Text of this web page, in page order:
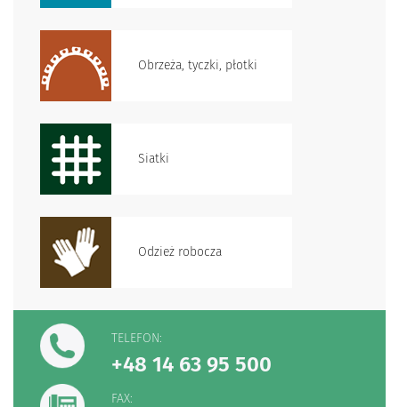
Obrzeża, tyczki, płotki
Siatki
Odzież robocza
TELEFON:
+48 14 63 95 500
FAX: